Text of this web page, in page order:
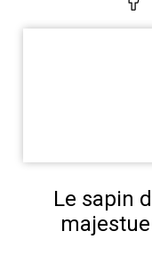
Le sapin